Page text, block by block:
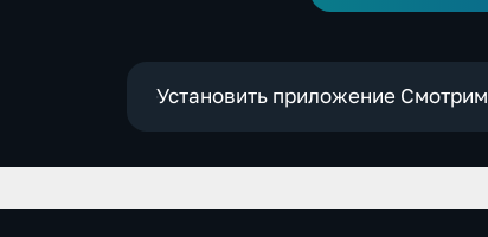
Установить приложение Смотрим